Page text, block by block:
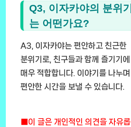
Q3, 이자카야의 분위기
는 어떤가요?
A3, 이자카야는 편안하고 친근한
분위기로, 친구들과 함께 즐기기에
매우 적합합니다. 이야기를 나누며
편안한 시간을 보낼 수 있습니다.
■이 글은 개인적인 의견을 자유롭